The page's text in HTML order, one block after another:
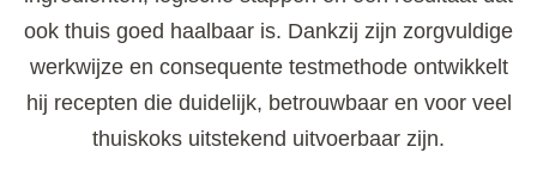
ook thuis goed haalbaar is. Dankzij zijn zorgvuldige
werkwijze en consequente testmethode ontwikkelt
hij recepten die duidelijk, betrouwbaar en voor veel
thuiskoks uitstekend uitvoerbaar zijn.